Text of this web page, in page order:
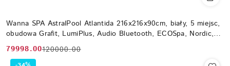
Wanna SPA AstralPool Atlantida 216x216x90cm, biały, 5 miejsc,
obudowa Grafit, LumiPlus, Audio Bluetooth, ECOSpa, Nordic,
WiFi
Cena
79998.00
Cena
120000.00